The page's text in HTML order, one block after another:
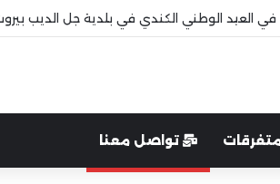
في العيد الوطني الكندي في بلدية جل الديب
تواصل معنا